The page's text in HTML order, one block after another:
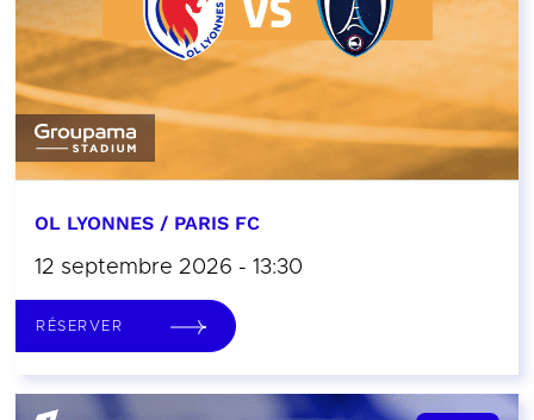
OL LYONNES / PARIS FC
12 septembre 2026 - 13:30
RÉSERVER